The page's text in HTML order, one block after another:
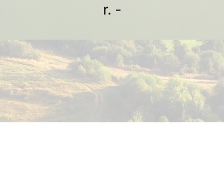
r. -